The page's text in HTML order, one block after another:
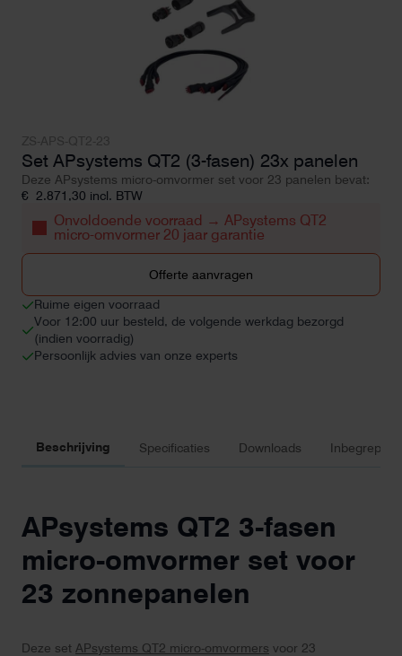
Set APsystems QT2 (3-fasen) 23x panelen
Deze APsystems micro-omvormer set voor 23 panelen bevat:
€ 2.871,30 incl. BTW
Onvoldoende voorraad → APsystems QT2
micro-omvormer 20 jaar garantie
Offerte aanvragen
Ruime eigen voorraad
Voor 12:00 uur besteld, de volgende werkdag bezorgd
(indien voorradig)
Persoonlijk advies van onze experts
Beschrijving Specificaties Downloads Inbegrepen
APsystems QT2 3-fasen
micro-omvormer set voor
23 zonnepanelen
Deze set APsystems QT2 micro-omvormers voor 23